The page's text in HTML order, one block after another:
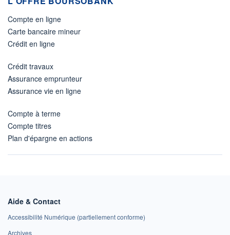
Compte en ligne
Carte bancaire mineur
Crédit en ligne
Crédit travaux
Assurance emprunteur
Assurance vie en ligne
Compte à terme
Compte titres
Plan d'épargne en actions
Aide & Contact
Accessibilité Numérique (partiellement conforme)
Archives